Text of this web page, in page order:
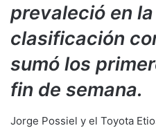
prevaleció en
clasificación
sumó los
fin de semana.
Jorge Possiel y el Toyota